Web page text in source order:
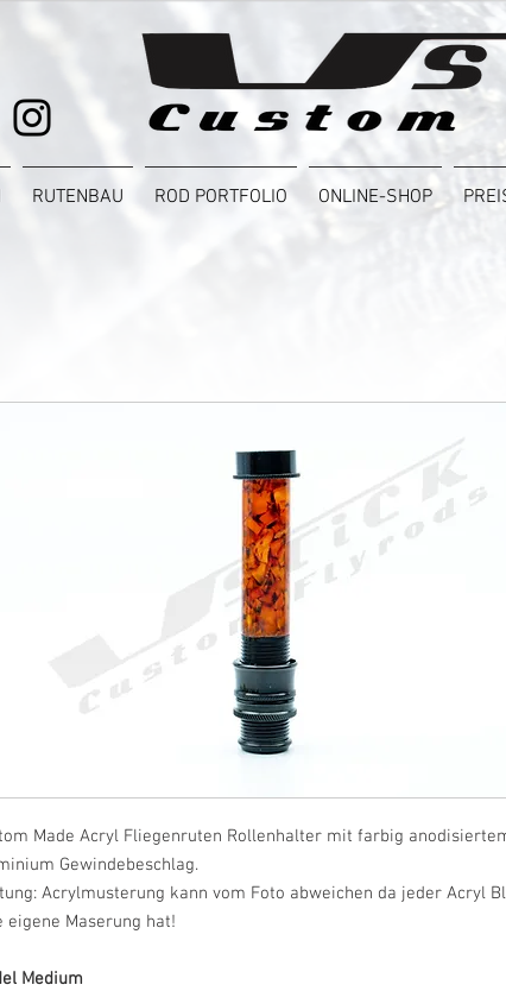
RUTENBAU ROD PORTFOLIO ONLINE-SHOP
Made Acryl Fliegenruten Rollenhalter mit farbig
Gewindebeschlag.
Acrylmusterung kann vom Foto abweichen da jeder Acryl
eigene Maserung hat!
Medium